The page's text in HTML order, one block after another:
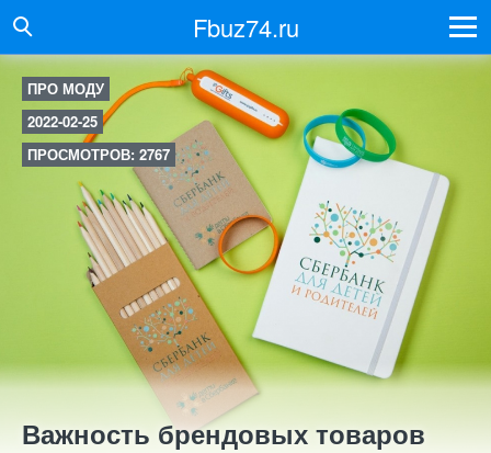
Fbuz74.ru
ПРО МОДУ
2022-02-25
ПРОСМОТРОВ: 2767
Важность брендовых товаров